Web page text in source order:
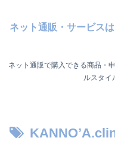
ネット通販・サービス
ネット通販で購入できる商品・
ルスタイ